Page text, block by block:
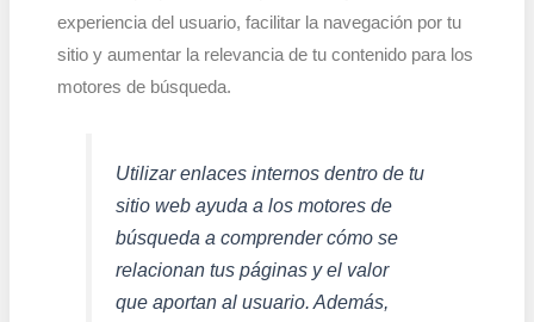
experiencia del usuario, facilitar la navegación por tu
sitio y aumentar la relevancia de tu contenido para los
motores de búsqueda.
Utilizar enlaces internos dentro de tu
sitio web ayuda a los motores de
búsqueda a comprender cómo se
relacionan tus páginas y el valor
que aportan al usuario. Además,